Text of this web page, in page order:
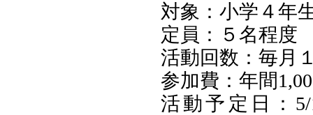
対象：小学４年
定員：５名程度
活動回数：毎月
参加費：年間
活動予定日：5/